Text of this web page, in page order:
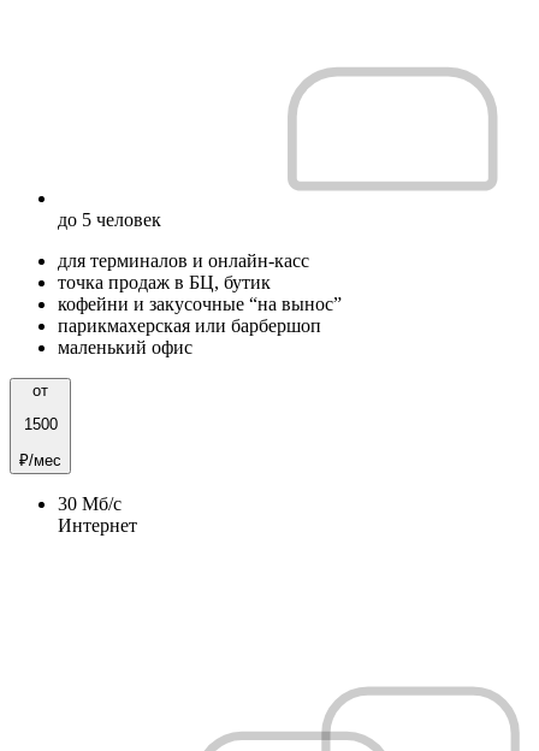
до 5 человек
для терминалов и онлайн-касс
точка продаж в БЦ, бутик
кофейни и закусочные “на вынос”
парикмахерская или барбершоп
маленький офис
от
1500
₽/мес
30 Мб/c
Интернет